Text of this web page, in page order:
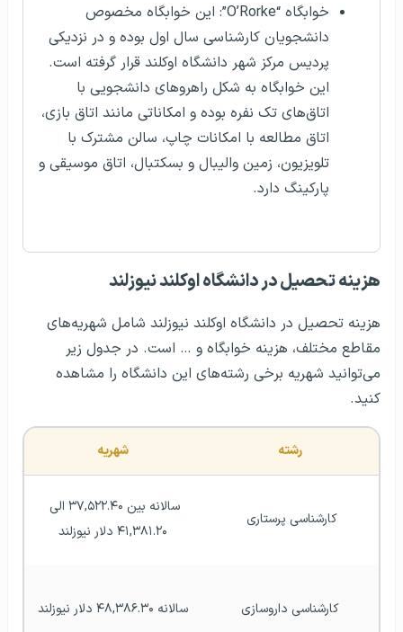
خوابگاه “O’Rorke”: این خوابگاه مخصوص
دانشجویان کارشناسی سال اول بوده و در نزدیکی
پردیس مرکز شهر دانشگاه اوکلند قرار گرفته است.
این خوابگاه به شکل راهروهای دانشجویی با
اتاق‌های تک نفره بوده و امکاناتی مانند اتاق بازی،
اتاق مطالعه با امکانات چاپ، سالن مشترک با
تلویزیون، زمین والیبال و بسکتبال، اتاق موسیقی و
پارکینگ دارد.
هزينه تحصيل در دانشگاه اوکلند نیوزلند
هزینه تحصیل در دانشگاه اوکلند نیوزلند شامل شهریه‌های
مقاطع مختلف، هزینه خوابگاه و … است. در جدول زیر
می‌توانید شهریه‌ برخی رشته‌های این دانشگاه را مشاهده
کنید.
رشته شهریه
کارشناسی پرستاری
۴۱,۳۸۱.۲۰ دلار نیوزلند
کارشناسی داروسازی سالانه ۴۸,۳۸۶.۳۰ دلار نیوزلند